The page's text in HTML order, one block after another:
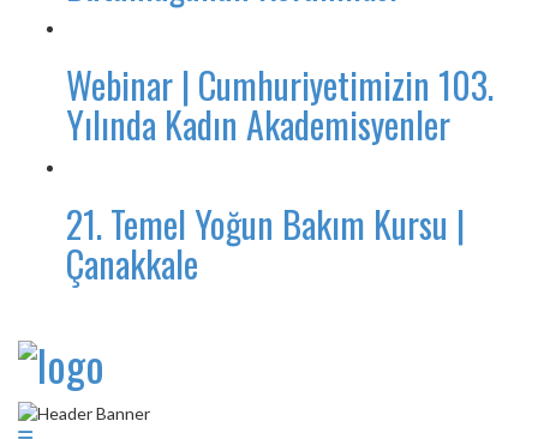
Webinar | Cumhuriyetimizin 103.
Yılında Kadın Akademisyenler
21. Temel Yoğun Bakım Kursu |
Çanakkale